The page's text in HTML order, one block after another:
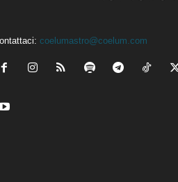
coelumastro@coelum.com